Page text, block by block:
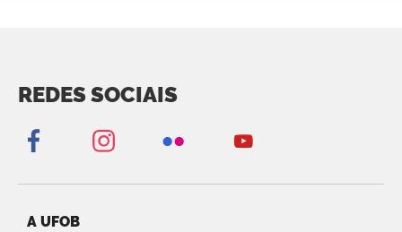
REDES SOCIAIS
A UFOB